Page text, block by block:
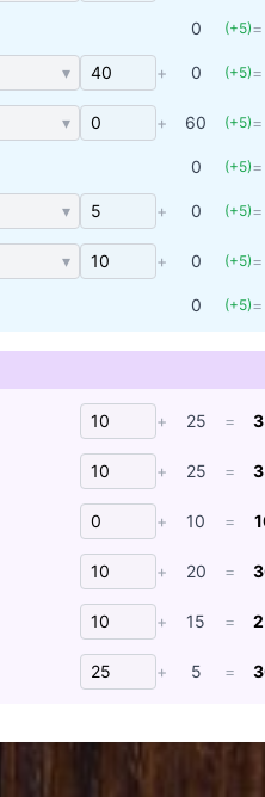
0 (+5)=
▾ + 0 (+5)=
▾ + 60 (+5)=
0 (+5)=
▾ + 0 (+5)=
▾ + 0 (+5)=
0 (+5)=
+ 25 =
+ 25 =
+ 10 =
+ 20 =
+ 15 =
+ 5 =